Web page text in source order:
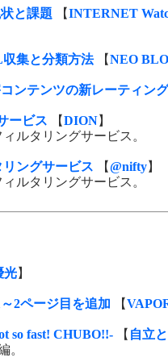
と課題 【INTERNET
集と分類方法【NEO
ンテンツの新レーティン
ービス 【DION】
ルタリングサービス。
ングサービス 【@nifty】
ルタリングサービス。
光】
2ページ目を追加 【
so fast! CHUBO!!- 【 自立
。